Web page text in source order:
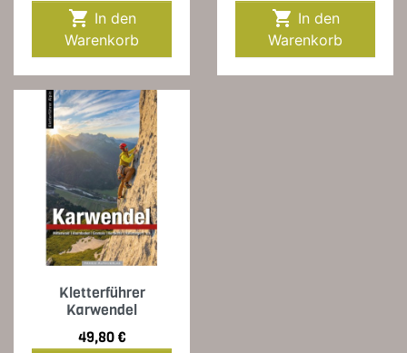

Warenkorb

Warenkorb
Kletterführer
Karwendel
Preis
49,80 €